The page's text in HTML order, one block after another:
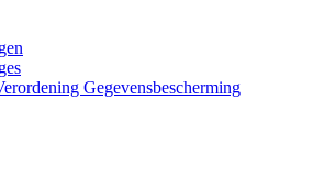
Gegevensbescherming